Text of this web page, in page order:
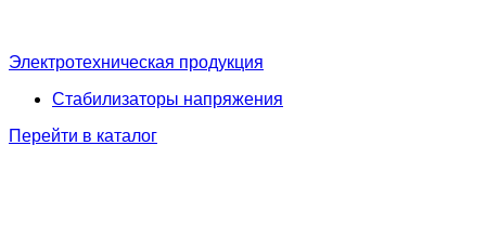
Электротехническая продукция
Стабилизаторы напряжения
Перейти в каталог